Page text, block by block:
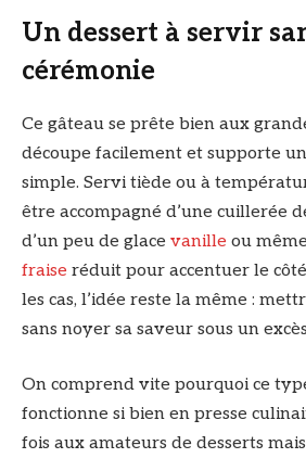
Un dessert à servir
cérémonie
Ce gâteau se prête bien aux
découpe facilement et supporte
simple. Servi tiède ou à
être accompagné d’une cuillerée
d’un peu de glace vanille ou
fraise réduit pour accentuer le
les cas, l’idée reste la même :
sans noyer sa saveur sous un
On comprend vite pourquoi ce
fonctionne si bien en presse
fois aux amateurs de desserts